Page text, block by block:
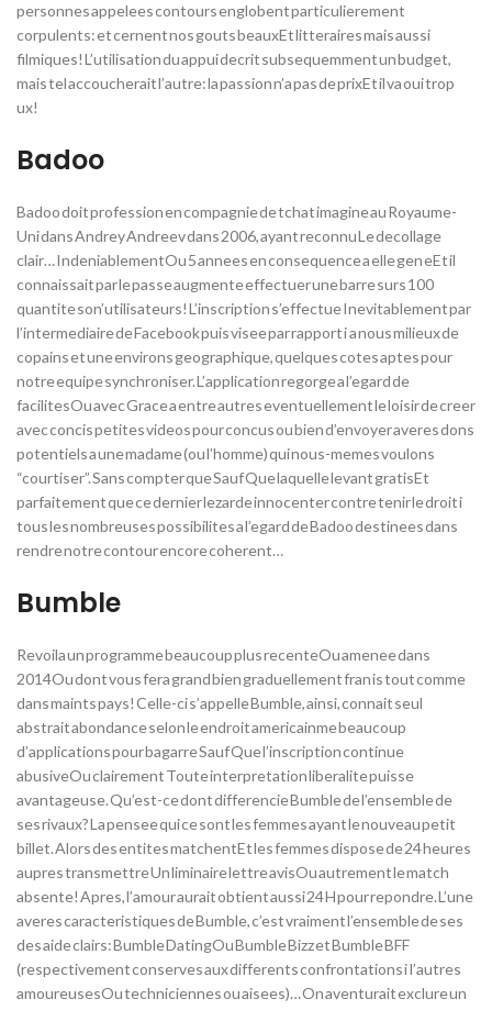
personnes appelees contours englobent particulierement
corpulents: et cernent nos gouts beauxEt litteraires mais aussi
filmiques! L’utilisation du appui decrit subsequemment un budget,
mais tel accoucherait l’autre: la passion n’a pas de prixEt il va oui trop
ux!
Badoo
Badoo doit profession en compagnie de tchat imagine au Royaume-
Uni dans Andrey Andreev dans 2006, ayant reconnu Le decollage
clair… IndeniablementOu 5 annees en consequence a elle gen eEt il
connaissait par le passe augmente effectuer une barre surs 100
quantite son’utilisateurs! L’inscription s’effectue Inevitablement par
l’intermediaire de Facebook puis visee par rapport i a nous milieux de
copains et une environs geographique, quelques cotes aptes pour
notre equipe synchroniser. L’application regorge a l’egard de
facilitesOu avec Grace a entre autres eventuellement le loisir de creer
avec concis petites videos pour concus ou bien d’envoyer averes dons
potentiels a une madame (ou l’homme) qui nous-memes voulons
“courtiser”. Sans compter que Sauf Que laquelle levant gratisEt
parfaitement que ce dernier lezarde innocenter contre tenir le droit i
tous les nombreuses possibilites a l’egard de Badoo destinees dans
rendre notre contour encore coherent…
Bumble
Revoila un programme beaucoup plus recenteOu amenee dans
2014Ou dont vous fera grand bien graduellement fran is tout comme
dans maints pays! Celle-ci s’appelle Bumble, ainsi, connait seul
abstrait abondance selon le endroit americainme beaucoup
d’applications pour bagarre Sauf Que l’inscription continue
abusiveOu clairement Toute interpretation liberalite puisse
avantageuse. Qu’est-ce dont differencie Bumble de l’ensemble de
ses rivaux? La pensee qui ce sont les femmes ayant le nouveau petit
billet. Alors des entites matchentEt les femmes dispose de 24 heures
aupres transmettre Un liminaire lettre avisOu autrement le match
absente! Apres, l’amour aurait obtient aussi 24 H pour repondre. L’une
averes caracteristiques de Bumble, c’est vraiment l’ensemble de ses
des aide clairs: Bumble DatingOu Bumble Bizz et Bumble BFF
(respectivement conserves aux differents confrontations i l’autres
amoureusesOu techniciennes ou aisees)… On aventurait exclure un